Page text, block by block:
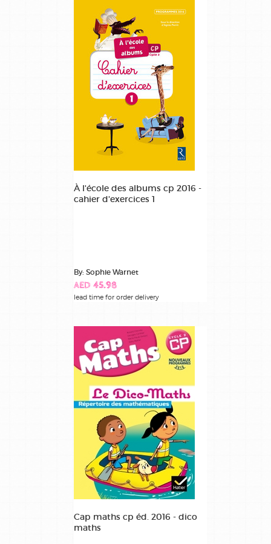
À l'école des albums cp 2016 -
cahier d'exercices 1
By: Sophie Warnet
AED 45.98
lead time for order delivery
Cap maths cp éd. 2016 - dico
maths